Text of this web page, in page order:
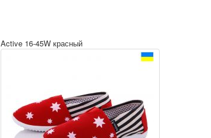
Active 16-45W красный